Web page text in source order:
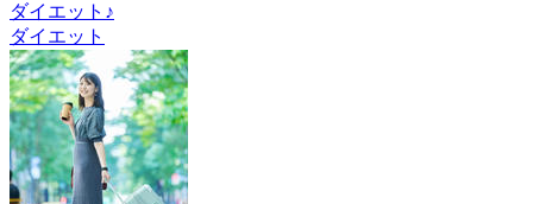
ダイエット♪
ダイエット